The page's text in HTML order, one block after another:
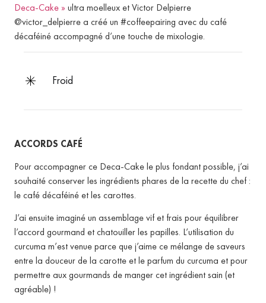
Deca-Cake » ultra moelleuxet Victor Delpierre
@victor_delpierre a créé un #coffeepairing avec du café
décaféiné accompagné d’une touche de mixologie.
froid
ACCORDS CAFÉ
Pour accompagner ce Deca-Cake le plus fondant possible, j’ai
souhaité conserver les ingrédients phares de la recette du chef :
le café décaféiné et les carottes.
J’ai ensuite imaginé un assemblage vif et frais pour équilibrer
l’accord gourmand et chatouiller les papilles. L’utilisation du
curcuma m’est venue parce que j’aime ce mélange de saveurs
entre la douceur de la carotte et le parfum du curcuma et pour
permettre aux gourmands de manger cet ingrédient sain (et
agréable) !